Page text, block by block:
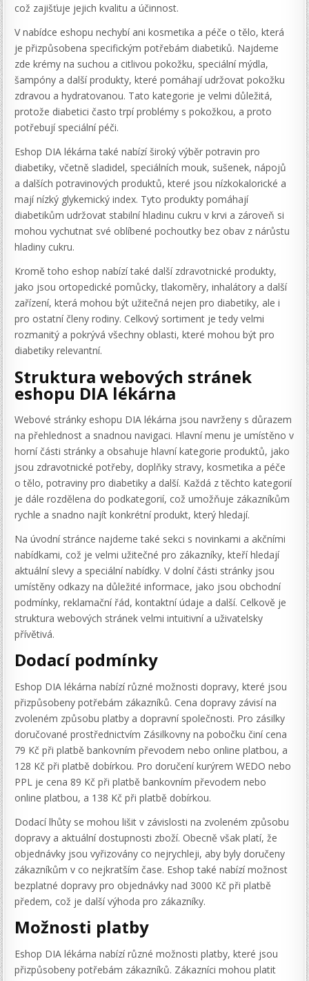
což zajišťuje jejich kvalitu a účinnost.
V nabídce eshopu nechybí ani kosmetika a péče o tělo, která
je přizpůsobena specifickým potřebám diabetiků. Najdeme
zde krémy na suchou a citlivou pokožku, speciální mýdla,
šampóny a další produkty, které pomáhají udržovat pokožku
zdravou a hydratovanou. Tato kategorie je velmi důležitá,
protože diabetici často trpí problémy s pokožkou, a proto
potřebují speciální péči.
Eshop DIA lékárna také nabízí široký výběr potravin pro
diabetiky, včetně sladidel, speciálních mouk, sušenek, nápojů
a dalších potravinových produktů, které jsou nízkokalorické a
mají nízký glykemický index. Tyto produkty pomáhají
diabetikům udržovat stabilní hladinu cukru v krvi a zároveň si
mohou vychutnat své oblíbené pochoutky bez obav z nárůstu
hladiny cukru.
Kromě toho eshop nabízí také další zdravotnické produkty,
jako jsou ortopedické pomůcky, tlakoměry, inhalátory a další
zařízení, která mohou být užitečná nejen pro diabetiky, ale i
pro ostatní členy rodiny. Celkový sortiment je tedy velmi
rozmanitý a pokrývá všechny oblasti, které mohou být pro
diabetiky relevantní.
Struktura webových stránek
eshopu DIA lékárna
Webové stránky eshopu DIA lékárna jsou navrženy s důrazem
na přehlednost a snadnou navigaci. Hlavní menu je umístěno v
horní části stránky a obsahuje hlavní kategorie produktů, jako
jsou zdravotnické potřeby, doplňky stravy, kosmetika a péče
o tělo, potraviny pro diabetiky a další. Každá z těchto kategorií
je dále rozdělena do podkategorií, což umožňuje zákazníkům
rychle a snadno najít konkrétní produkt, který hledají.
Na úvodní stránce najdeme také sekci s novinkami a akčními
nabídkami, což je velmi užitečné pro zákazníky, kteří hledají
aktuální slevy a speciální nabídky. V dolní části stránky jsou
umístěny odkazy na důležité informace, jako jsou obchodní
podmínky, reklamační řád, kontaktní údaje a další. Celkově je
struktura webových stránek velmi intuitivní a uživatelsky
přívětivá.
Dodací podmínky
Eshop DIA lékárna nabízí různé možnosti dopravy, které jsou
přizpůsobeny potřebám zákazníků. Cena dopravy závisí na
zvoleném způsobu platby a dopravní společnosti. Pro zásilky
doručované prostřednictvím Zásilkovny na pobočku činí cena
79 Kč při platbě bankovním převodem nebo online platbou, a
128 Kč při platbě dobírkou. Pro doručení kurýrem WEDO nebo
PPL je cena 89 Kč při platbě bankovním převodem nebo
online platbou, a 138 Kč při platbě dobírkou.
Dodací lhůty se mohou lišit v závislosti na zvoleném způsobu
dopravy a aktuální dostupnosti zboží. Obecně však platí, že
objednávky jsou vyřizovány co nejrychleji, aby byly doručeny
zákazníkům v co nejkratším čase. Eshop také nabízí možnost
bezplatné dopravy pro objednávky nad 3000 Kč při platbě
předem, což je další výhoda pro zákazníky.
Možnosti platby
Eshop DIA lékárna nabízí různé možnosti platby, které jsou
přizpůsobeny potřebám zákazníků. Zákazníci mohou platit